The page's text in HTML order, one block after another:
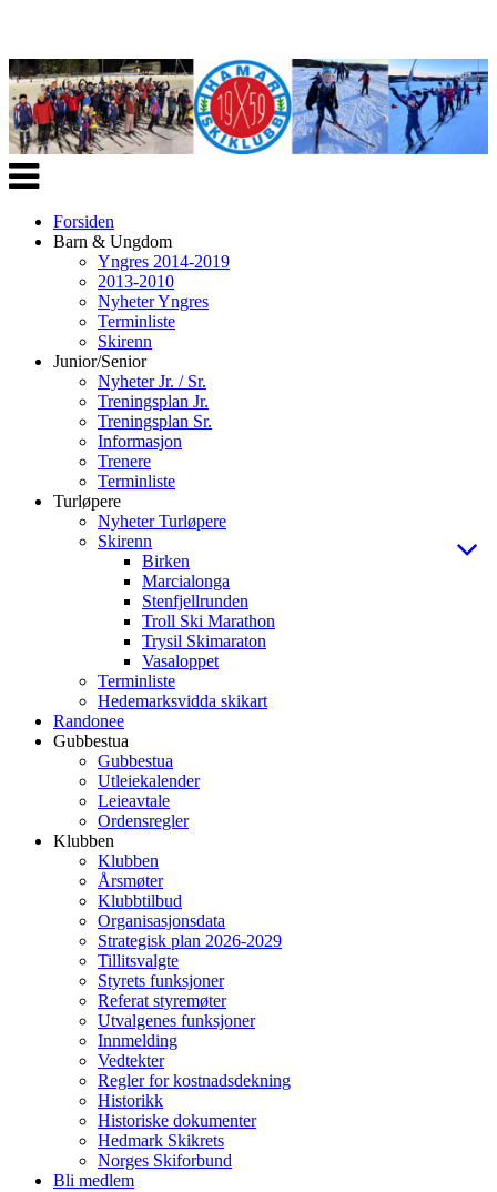
Veksle
navigasjon
Forsiden
Barn & Ungdom
Yngres 2014-2019
2013-2010
Nyheter Yngres
Terminliste
Skirenn
Junior/Senior
Nyheter Jr. / Sr.
Treningsplan Jr.
Treningsplan Sr.
Informasjon
Trenere
Terminliste
Turløpere
Nyheter Turløpere
Skirenn
Birken
Marcialonga
Stenfjellrunden
Troll Ski Marathon
Trysil Skimaraton
Vasaloppet
Terminliste
Hedemarksvidda skikart
Randonee
Gubbestua
Gubbestua
Utleiekalender
Leieavtale
Ordensregler
Klubben
Klubben
Årsmøter
Klubbtilbud
Organisasjonsdata
Strategisk plan 2026-2029
Tillitsvalgte
Styrets funksjoner
Referat styremøter
Utvalgenes funksjoner
Innmelding
Vedtekter
Regler for kostnadsdekning
Historikk
Historiske dokumenter
Hedmark Skikrets
Norges Skiforbund
Bli medlem